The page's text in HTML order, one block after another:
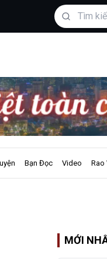
Bạn Đọc Video Rao
MỚI